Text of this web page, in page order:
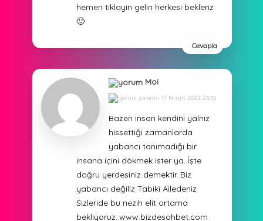
hemen tiklayin gelin herkesi bekleriz
🙂
Cevapla
Moi
17 Nisan 2022 23:35
Bazen insan kendini yalnız
hissettiği zamanlarda
yabancı tanımadığı bir
insana içini dökmek ister ya..İşte
doğru yerdesiniz demektir..Biz
yabancı değiliz Tabiki Ailedeniz
Sizleride bu nezih elit ortama
bekliyoruz..www.bizdesohbet.com